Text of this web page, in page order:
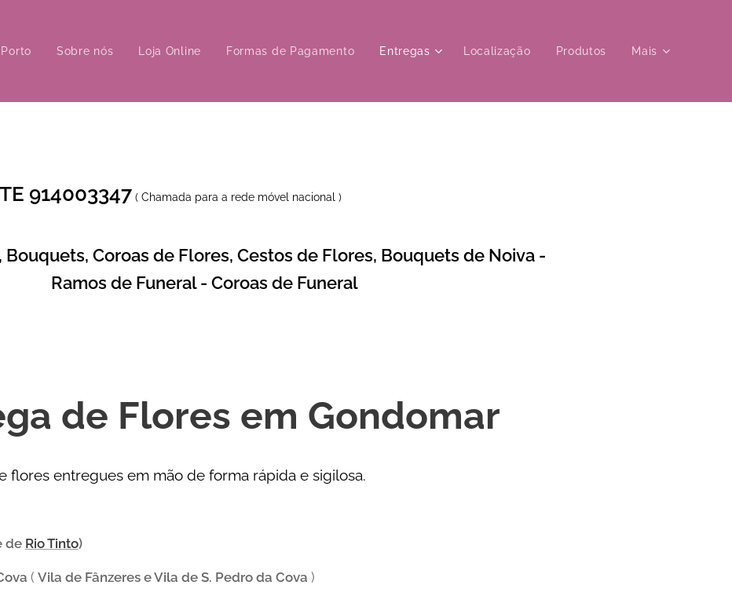
Sobre nós Loja Online Formas de Pagamento Entregas Localização Produtos Mais
914003347 ( Chamada para a rede móvel nacional )
Bouquets, Coroas de Flores, Cestos de Flores, Bouquets de Noiva -
Ramos de Funeral - Coroas de Funeral
de Flores em Gondomar
flores entregues em mão de forma rápida e sigilosa.
de Rio Tinto)
( Vila de Fânzeres e Vila de S. Pedro da Cova )